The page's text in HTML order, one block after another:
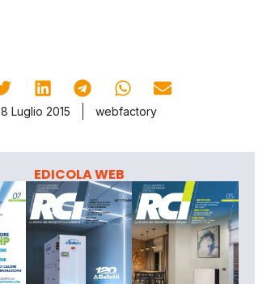
8 Luglio 2015
webfactory
EDICOLA WEB